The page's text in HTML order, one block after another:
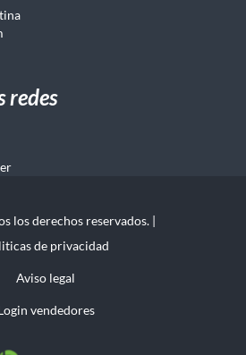
redes
los derechos reservados. |
de privacidad
Aviso legal
vendedores